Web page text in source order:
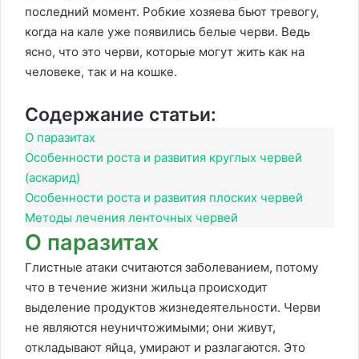
последний момент. Робкие хозяева бьют тревогу,
когда на кале уже появились белые черви. Ведь
ясно, что это черви, которые могут жить как на
человеке, так и на кошке.
Содержание статьи:
О паразитах
Особенности роста и развития круглых червей
(аскарид)
Особенности роста и развития плоских червей
Методы лечения ленточных червей
О паразитах
Глистные атаки считаются заболеванием, потому
что в течение жизни жильца происходит
выделение продуктов жизнедеятельности. Черви
не являются неуничтожимыми; они живут,
откладывают яйца, умирают и разлагаются. Это